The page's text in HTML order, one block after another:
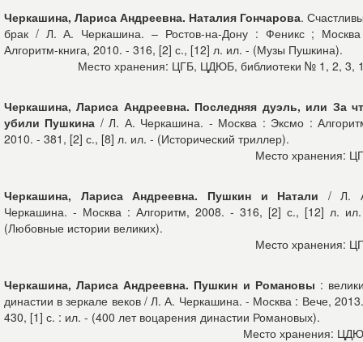
Черкашина, Лариса Андреевна. Наталия Гончарова.
брак / Л. А. Черкашина. – Ростов-на-Дону : Феникс ;
Алгоритм-книга, 2010. - 316, [2] с., [12] л. ил. - (Музы Пушкина).
Место хранения: ЦГБ, ЦДЮБ, библиотеки № 1, 2, 3,
Черкашина, Лариса Андреевна. Последняя дуэль, или За
убили Пушкина / Л. А. Черкашина. - Москва : Эксмо :
2010. - 381, [2] с., [8] л. ил. - (Исторический триллер).
Место хранения:
Черкашина, Лариса Андреевна. Пушкин и Натали / Л.
Черкашина. - Москва : Алгоритм, 2008. - 316, [2] с., [12] л.
(Любовные истории великих).
Место хранения:
Черкашина, Лариса Андреевна. Пушкин и Романовы :
династии в зеркале веков / Л. А. Черкашина. - Москва : Вече,
430, [1] с. : ил. - (400 лет воцарения династии Романовых).
Место хранения: